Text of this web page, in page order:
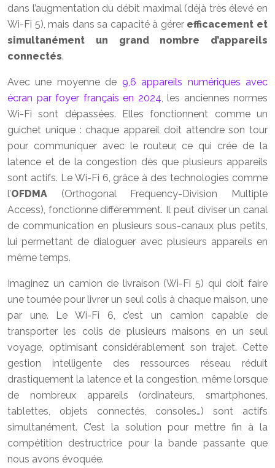
dans l’augmentation du débit maximal (déjà très élevé en
Wi-Fi 5), mais dans sa capacité à gérer efficacement et
simultanément un grand nombre d’appareils
connectés.
Avec une moyenne de 9,6 appareils numériques avec
écran par foyer français en 2024 , les anciennes normes
Wi-Fi sont dépassées. Elles fonctionnent comme un
guichet unique : chaque appareil doit attendre son tour
pour communiquer avec le routeur, ce qui crée de la
latence et de la congestion dès que plusieurs appareils
sont actifs. Le Wi-Fi 6, grâce à des technologies comme
l’OFDMA (Orthogonal Frequency-Division Multiple
Access), fonctionne différemment. Il peut diviser un canal
de communication en plusieurs sous-canaux plus petits,
lui permettant de dialoguer avec plusieurs appareils en
même temps.
Imaginez un camion de livraison (Wi-Fi 5) qui doit faire
une tournée pour livrer un seul colis à chaque maison, une
par une. Le Wi-Fi 6, c’est un camion capable de
transporter les colis de plusieurs maisons en un seul
voyage, optimisant considérablement son trajet. Cette
gestion intelligente des ressources réseau réduit
drastiquement la latence et la congestion, même lorsque
de nombreux appareils (ordinateurs, smartphones,
tablettes, objets connectés, consoles…) sont actifs
simultanément. C’est la solution pour mettre fin à la
compétition destructrice pour la bande passante que
nous avons évoquée.